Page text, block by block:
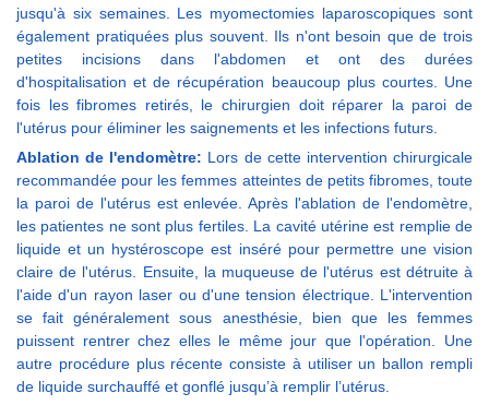
jusqu'à six semaines. Les myomectomies laparoscopiques sont
également pratiquées plus souvent. Ils n'ont besoin que de trois
petites incisions dans l'abdomen et ont des durées
d'hospitalisation et de récupération beaucoup plus courtes. Une
fois les fibromes retirés, le chirurgien doit réparer la paroi de
l'utérus pour éliminer les saignements et les infections futurs.
Ablation de l'endomètre: Lors de cette intervention chirurgicale
recommandée pour les femmes atteintes de petits fibromes, toute
la paroi de l'utérus est enlevée. Après l'ablation de l'endomètre,
les patientes ne sont plus fertiles. La cavité utérine est remplie de
liquide et un hystéroscope est inséré pour permettre une vision
claire de l'utérus. Ensuite, la muqueuse de l'utérus est détruite à
l'aide d'un rayon laser ou d'une tension électrique. L'intervention
se fait généralement sous anesthésie, bien que les femmes
puissent rentrer chez elles le même jour que l'opération. Une
autre procédure plus récente consiste à utiliser un ballon rempli
de liquide surchauffé et gonflé jusqu’à remplir l’utérus.